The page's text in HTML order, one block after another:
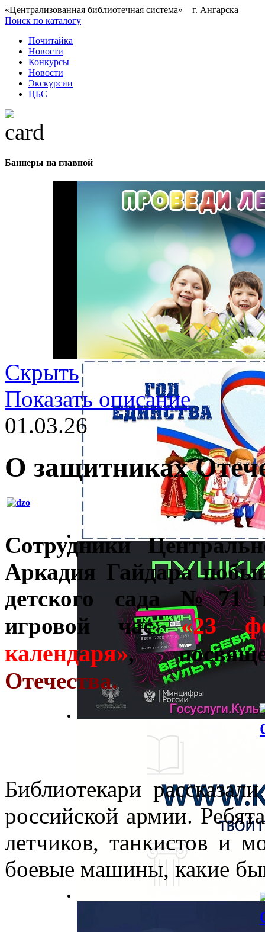
«Централизованная библиотечная система» г. Ангарска
Поиск по каталогу
Почитайка
Новости
Конкурсы
Новости
Экскурсии
ЦБС
Баннеры на главной
Скрыть
Показать описание
01.03.26
О защитниках
Сотрудники
Аркадия Гайдара
детского сада №71
игровой час«23
календаря»,
Отечества.
Библиотекари
российской армии.
летчиков, танкистов и
боевые машины, какие